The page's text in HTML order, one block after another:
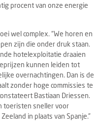
procent van onze energie
wel complex. “We horen en
zijn die onder druk staan.
hotelexploitatie draaien
kunnen leiden tot
overnachtingen. Dan is de
zonder hoge commissies te
Bastiaan Driessen.
toeristen sneller voor
in plaats van Spanje.”